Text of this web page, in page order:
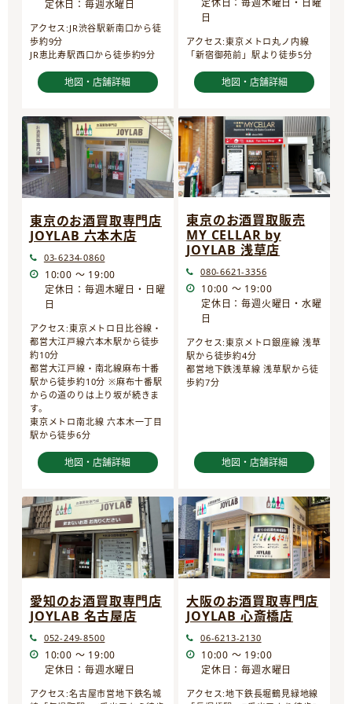
定休日：毎週水曜日
アクセス:JR渋谷駅新南口から徒
歩約9分
JR恵比寿駅西口から徒歩約9分
地図・店舗詳細
定休日：毎週木曜日・日曜
日
アクセス:東京メトロ丸ノ内線
「新宿御苑前」駅より徒歩5分
地図・店舗詳細
東京のお酒買取専門店
JOYLAB 六本木店
03-6234-0860
10:00 ～ 19:00
定休日：毎週木曜日・日曜
日
アクセス:東京メトロ日比谷線・
都営大江戸線六本木駅から徒歩
約10分
都営大江戸線・南北線麻布十番
駅から徒歩約10分 ※麻布十番駅
からの道のりは上り坂が続きま
す。
東京メトロ南北線 六本木一丁目
駅から徒歩6分
地図・店舗詳細
東京のお酒買取販売
MY CELLAR by
JOYLAB 浅草店
080-6621-3356
10:00 ～ 19:00
定休日：毎週火曜日・水曜
日
アクセス:東京メトロ銀座線 浅草
駅から徒歩約4分
都営地下鉄浅草線 浅草駅から徒
歩約7分
地図・店舗詳細
愛知のお酒買取専門店
JOYLAB 名古屋店
052-249-8500
10:00 ～ 19:00
定休日：毎週水曜日
アクセス:名古屋市営地下鉄名城
大阪のお酒買取専門店
JOYLAB 心斎橋店
06-6213-2130
10:00 ～ 19:00
定休日：毎週水曜日
アクセス:地下鉄長堀鶴見緑地線